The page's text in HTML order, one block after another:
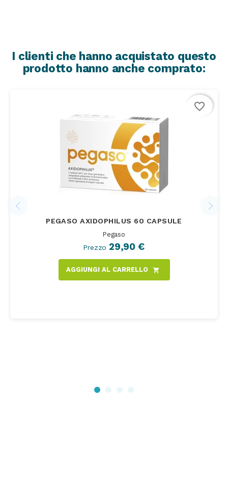
I clienti che hanno acquistato questo
prodotto hanno anche comprato:
PEGASO AXIDOPHILUS 60 CAPSULE
Pegaso
Prezzo 29,90 €
AGGIUNGI AL CARRELLO shopping_cart
favorite_border